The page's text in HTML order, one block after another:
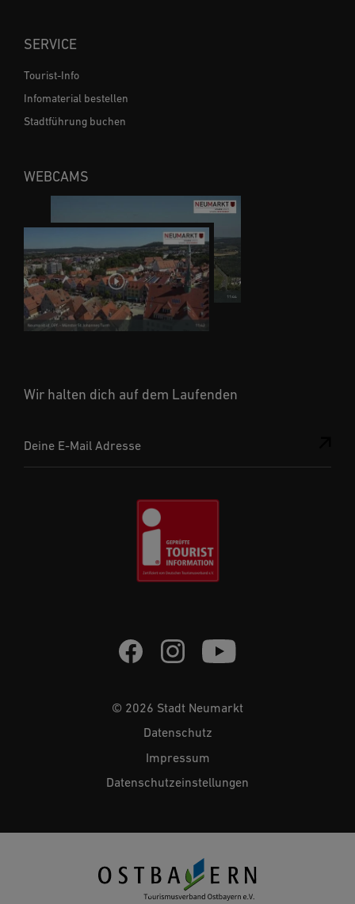
Wir halten dich auf dem Laufenden
Deine E-Mail Adresse
SERVICE
Tourist-Info
Infomaterial bestellen
Stadtführung buchen
WEBCAMS
© 2026 Stadt Neumarkt
Datenschutz
Impressum
Datenschutzeinstellungen